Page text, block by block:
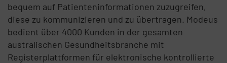
bequem auf Patienteninformationen zuzugreifen,
diese zu kommunizieren und zu übertragen. Modeus
bedient über 4000 Kunden in der gesamten
australischen Gesundheitsbranche mit
Registerplattformen für elektronische kontrollierte